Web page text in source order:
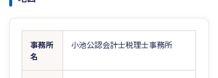
事務所
名
小池公認会計士税理士事務所